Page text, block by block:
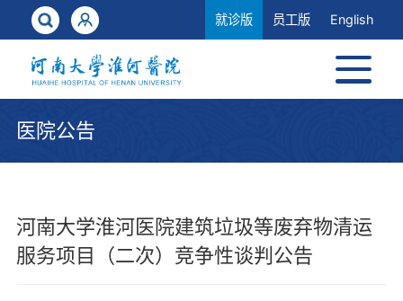
就诊版 员工版 English
医院公告
河南大学淮河医院建筑垃圾等废弃物清运
服务项目（二次）竞争性谈判公告